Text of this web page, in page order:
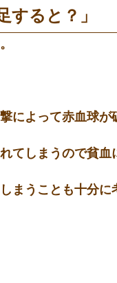
すると？」
によって赤血球が
てしまうので貧血
まうことも十分に